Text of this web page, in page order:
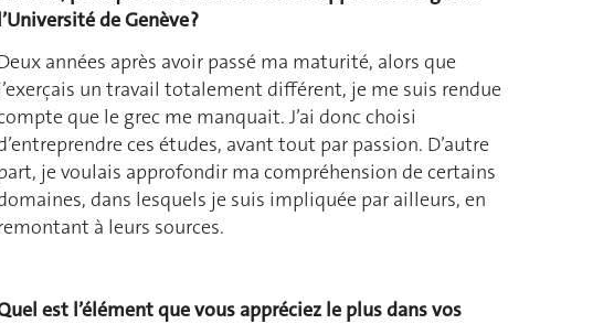
de Genève ?
années après avoir passé ma maturité, alors que
un travail totalement différent, je me suis rendue
que le grec me manquait. J’ai donc choisi
ces études, avant tout par passion. D’autre
je voulais approfondir ma compréhension de certains
dans lesquels je suis impliquée par ailleurs, en
à leurs sources.
est l’élément que vous appréciez le plus dans vos